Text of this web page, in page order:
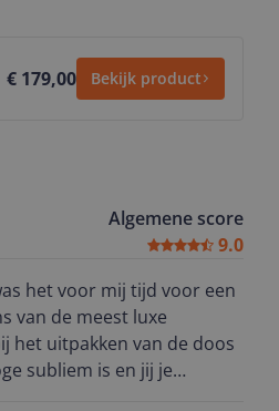
€ 179,00 Bekijk product
Algemene score
9.0
het voor mij tijd voor een
van de meest luxe
het uitpakken van de doos
subliem is en jij je